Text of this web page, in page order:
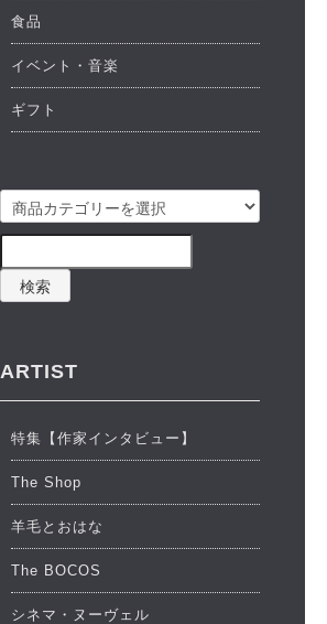
食品
イベント・音楽
ギフト
検索
ARTIST
特集【作家インタビュー】
The Shop
羊毛とおはな
The BOCOS
シネマ・ヌーヴェル